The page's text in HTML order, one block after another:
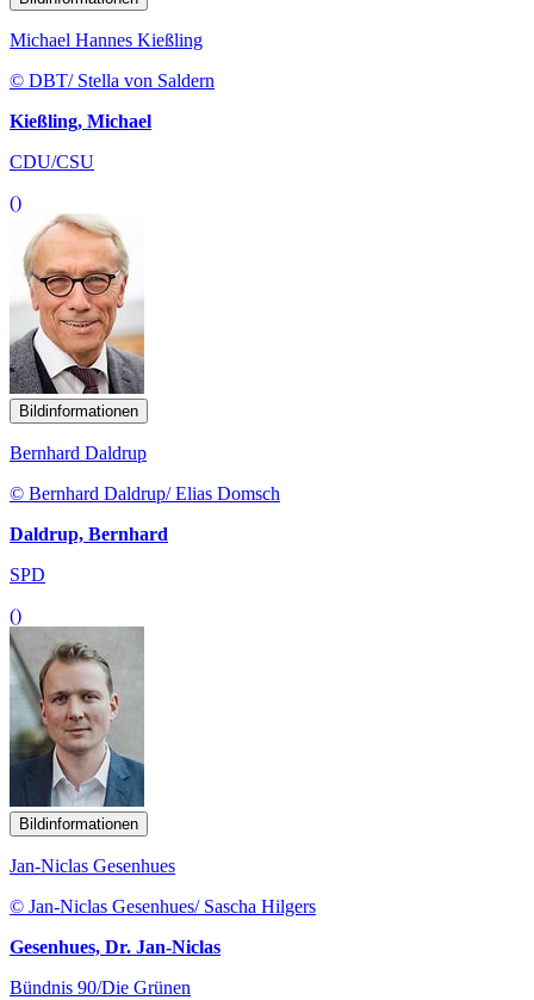
Michael Hannes Kießling
© DBT/ Stella von Saldern
Kießling, Michael
CDU/CSU
()
Bildinformationen
Bernhard Daldrup
© Bernhard Daldrup/ Elias Domsch
Daldrup, Bernhard
SPD
()
Bildinformationen
Jan-Niclas Gesenhues
© Jan-Niclas Gesenhues/ Sascha Hilgers
Gesenhues, Dr. Jan-Niclas
Bündnis 90/Die Grünen